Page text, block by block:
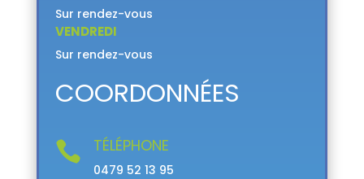
Sur rendez-vous
VENDREDI
Sur rendez-vous
COORDONNÉES
 TÉLÉPHONE
0479 52 13 95